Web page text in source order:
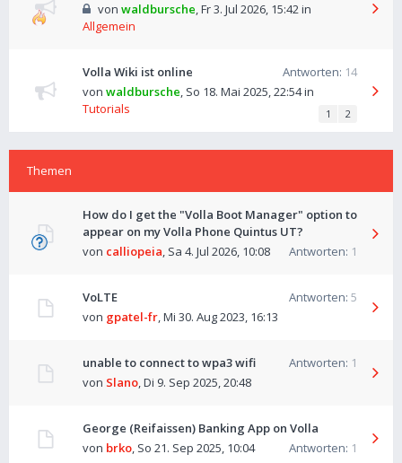
von waldbursche,Fr 3. Jul 2026, 15:42in
Allgemein
Volla Wiki ist online Antworten: 14
von waldbursche, So 18. Mai 2025, 22:54in
Tutorials
1 2
Themen
How do I get the "Volla Boot Manager" option to
appear on my Volla Phone Quintus UT?
Antworten: 1
von calliopeia, Sa 4. Jul 2026, 10:08
VoLTE Antworten: 5
von gpatel-fr,Mi 30. Aug 2023, 16:13
unable to connect to wpa3 wifi Antworten: 1
von Slano,Di 9. Sep 2025, 20:48
George (Reifaissen) Banking App on Volla
Antworten: 1
von brko, So 21. Sep 2025, 10:04